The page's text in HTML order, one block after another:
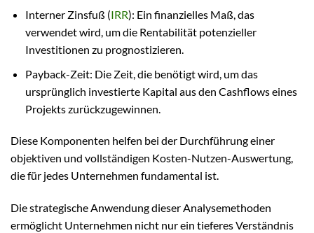
Interner Zinsfuß (IRR): Ein finanzielles Maß, das
verwendet wird, um die Rentabilität potenzieller
Investitionen zu prognostizieren.
Payback-Zeit: Die Zeit, die benötigt wird, um das
ursprünglich investierte Kapital aus den Cashflows eines
Projekts zurückzugewinnen.
Diese Komponenten helfen bei der Durchführung einer
objektiven und vollständigen Kosten-Nutzen-Auswertung,
die für jedes Unternehmen fundamental ist.
Die strategische Anwendung dieser Analysemethoden
ermöglicht Unternehmen nicht nur ein tieferes Verständnis